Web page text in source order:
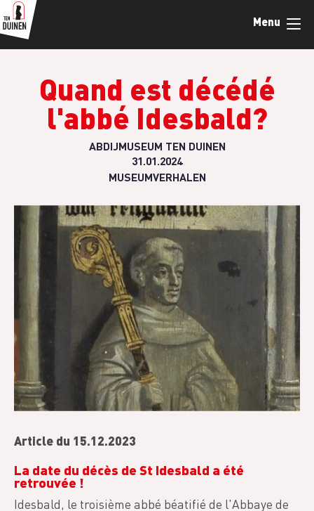
Skip
to
main
Menu
Quand est décédé
l'abbé Idesbald?
ABDIJMUSEUM TEN DUINEN
31.01.2024
MUSEUMVERHALEN
Article du 15.12.2023
La date du décès de St Idesbald a été
retrouvée !
Idesbald, le troisième abbé béatifié de l'Abbaye de